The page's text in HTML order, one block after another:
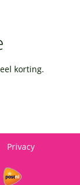
korting.
Privacy